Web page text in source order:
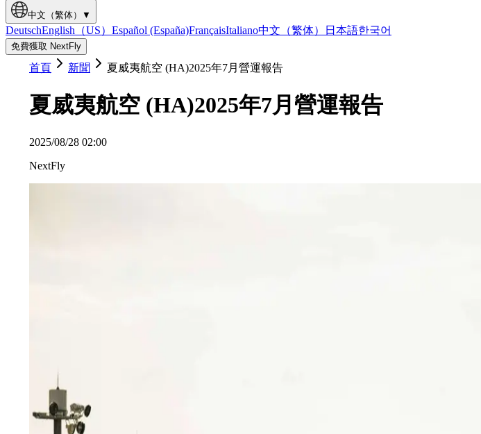
中文（繁体） ▼
DeutschEnglish（US） Español (España)FrançaisItaliano中文（繁体） 日本語한국어
免費獲取 NextFly
首頁 新聞 夏威夷航空 (HA)2025年7月營運報告
夏威夷航空 (HA)2025年7月營運報告
2025/08/28 02:00
NextFly